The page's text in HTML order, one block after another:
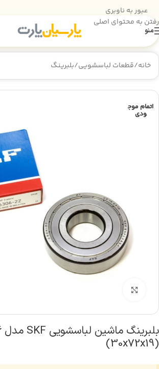
عبور به ناوبری
رفتن به محتوای اصلی
اطلاعیه انبارگردانی
به‌دلیل انجام عملیات انبارگردانی، فروش
موقتاً غیرفعال است. از همراهی شما
منو
خانه/قطعات لباسشویی/بلبرینگ
اتمام موج
ودی
(30x72x19)